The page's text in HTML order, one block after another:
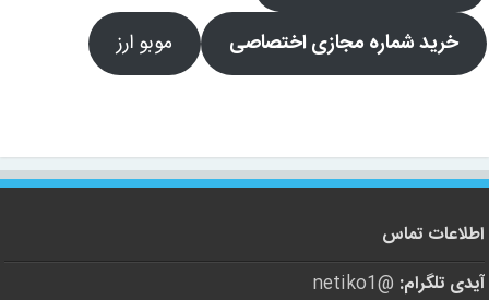
خرید شماره مجازی اختصاصی موبو ارز
اطلاعات تماس
آیدی تلگرام: @netiko1